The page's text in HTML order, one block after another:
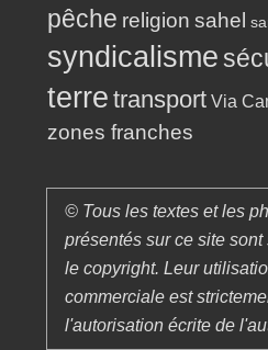
pêche religion sahel
syndicalisme
terre transport Via
zones franches
© Tous les textes et les
présentés sur ce site
le copyright. Leur
commerciale est
l'autorisation écrite de